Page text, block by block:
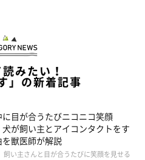
犬」とも呼ばれています。ま
、きつね顔をしていることが多
みたい！
」の新着記事
目が合うたびニコニコ笑顔
が飼い主とアイコンタクトをす
を獣医師が解説
飼い主さんと目が合うたびに笑顔を見せる